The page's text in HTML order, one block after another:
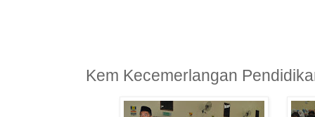
Kem Kecemerlangan